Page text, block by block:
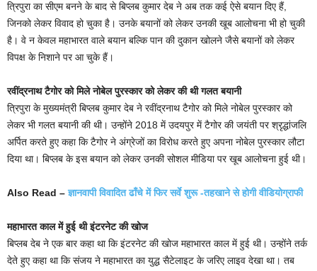
त्रिपुरा का सीएम बनने के बाद से बिप्लब कुमार देब ने अब तक कई ऐसे बयान दिए हैं,
जिनको लेकर विवाद हो चुका है। उनके बयानों को लेकर उनकी खूब आलोचना भी हो चुकी
है। वे न केवल महाभारत वाले बयान बल्कि पान की दुकान खोलने जैसे बयानों को लेकर
विपक्ष के निशाने पर आ चुके हैं।
रवींद्रनाथ टैगोर को मिले नोबेल पुरस्कार को लेकर की थी गलत बयानी
त्रिपुरा के मुख्यमंत्री बिप्लब कुमार देब ने रवींद्रनाथ टैगोर को मिले नोबेल पुरस्कार को
लेकर भी गलत बयानी की थी। उन्होंने 2018 में उदयपुर में टैगोर की जयंती पर श्रृद्धांजलि
अर्पित करते हुए कहा कि टैगोर ने अंग्रेजों का विरोध करते हुए अपना नोबेल पुरस्कार लौटा
दिया था। बिप्लब के इस बयान को लेकर उनकी सोशल मीडिया पर खूब आलोचना हुई थी।
Also Read –ज्ञानवापी विवादित ढाँचे में फिर सर्वे शुरू -तहखाने से होगी वीडियोग्राफी
महाभारत काल में हुई थी इंटरनेट की खोज
बिप्लब देब ने एक बार कहा था कि इंटरनेट की खोज महाभारत काल में हुई थी। उन्होंने तर्क
देते हुए कहा था कि संजय ने महाभारत का युद्ध सैटेलाइट के जरिए लाइव देखा था। तब